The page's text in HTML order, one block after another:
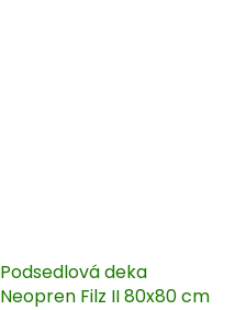
Podsedlová deka
Neopren Filz II 80x80 cm